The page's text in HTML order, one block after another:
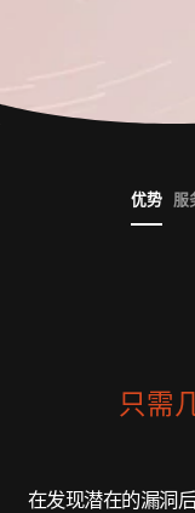
优势 服
只需
在发现潜在的漏洞